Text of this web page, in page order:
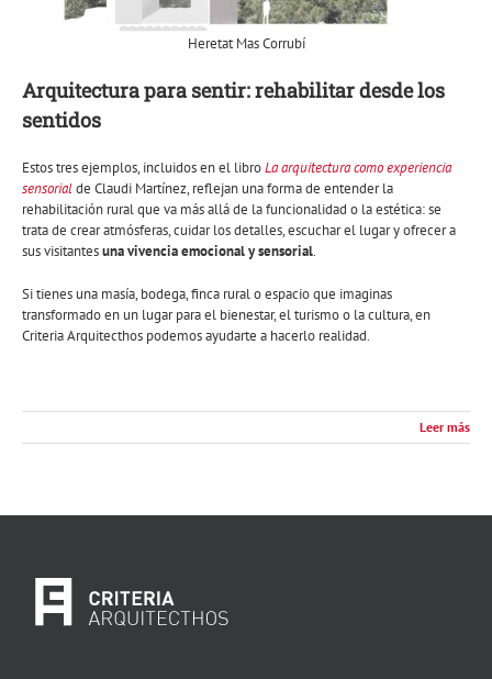
Heretat Mas Corrubí
Arquitectura para sentir: rehabilitar desde los
sentidos
Estos tres ejemplos, incluidos en el libroLa arquitectura como experiencia
sensorialde Claudi Martínez, reflejan una forma de entender la
rehabilitación rural que va más allá de la funcionalidad o la estética: se
trata de crear atmósferas, cuidar los detalles, escuchar el lugar y ofrecer a
sus visitantesuna vivencia emocional y sensorial.
Si tienes una masía, bodega, finca rural o espacio que imaginas
transformado en un lugar para el bienestar, el turismo o la cultura, en
Criteria Arquitecthos podemos ayudarte a hacerlo realidad.
Leer más